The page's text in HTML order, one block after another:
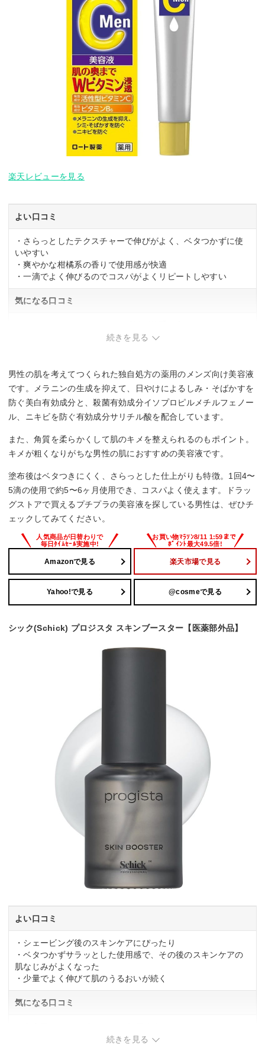
楽天レビューを見る
よい口コミ
・さらっとしたテクスチャーで伸びがよく、ベタつかずに使
いやすい
・爽やかな柑橘系の香りで使用感が快適
・一滴でよく伸びるのでコスパがよくリピートしやすい
気になる口コミ
・即効性を求める方には効果を実感しにくい場合がある
続きを見る
男性の肌を考えてつくられた独自処方の薬用のメンズ向け美容液
です。メラニンの生成を抑えて、日やけによるしみ・そばかすを
防ぐ美白有効成分と、殺菌有効成分イソプロピルメチルフェノー
ル、ニキビを防ぐ有効成分サリチル酸を配合しています。
また、角質を柔らかくして肌のキメを整えられるのもポイント。
キメが粗くなりがちな男性の肌におすすめの美容液です。
塗布後はベタつきにくく、さらっとした仕上がりも特徴。1回4〜
5滴の使用で約5〜6ヶ月使用でき、コスパよく使えます。ドラッ
グストアで買えるプチプラの美容液を探している男性は、ぜひチ
ェックしてみてください。
Amazonで見る 楽天市場で見る
Yahoo!で見る @cosmeで見る
シック(Schick) プロジスタ スキンブースター【医薬部外品】
よい口コミ
・シェービング後のスキンケアにぴったり
・ベタつかずサラッとした使用感で、その後のスキンケアの
肌なじみがよくなった
・少量でよく伸びて肌のうるおいが続く
気になる口コミ
続きを見る